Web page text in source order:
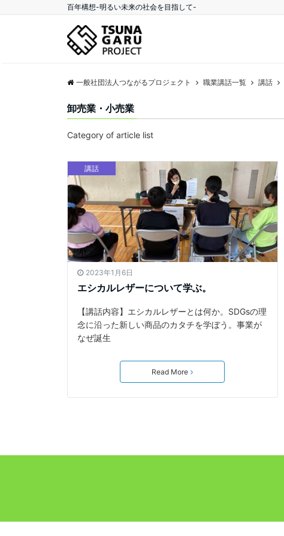
百年構想-明るい未来の社会を目指して-
一般社団法人つながるプロジェクト 職業講話一覧 講話
卸売業・小売業
Category of article list
講話
2023年1月6日
エシカルレザーについて学ぶ。
【講話内容】エシカルレザーとは何か。SDGsの理
念に沿った新しい商品のカタチを学ぼう。事業が
なぜ誕生
Read More